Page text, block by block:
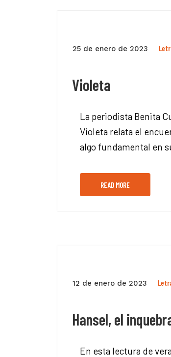
25 de enero de 2023
Violeta
La periodista Benita
Violeta relata el
algo fundamental en
READ MORE
12 de enero de 2023
Hansel, el
En esta lectura de